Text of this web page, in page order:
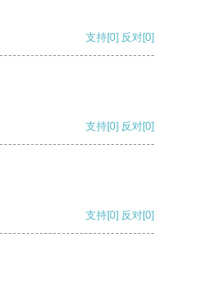
支持[0] 反对[0]
支持[0] 反对[0]
支持[0] 反对[0]